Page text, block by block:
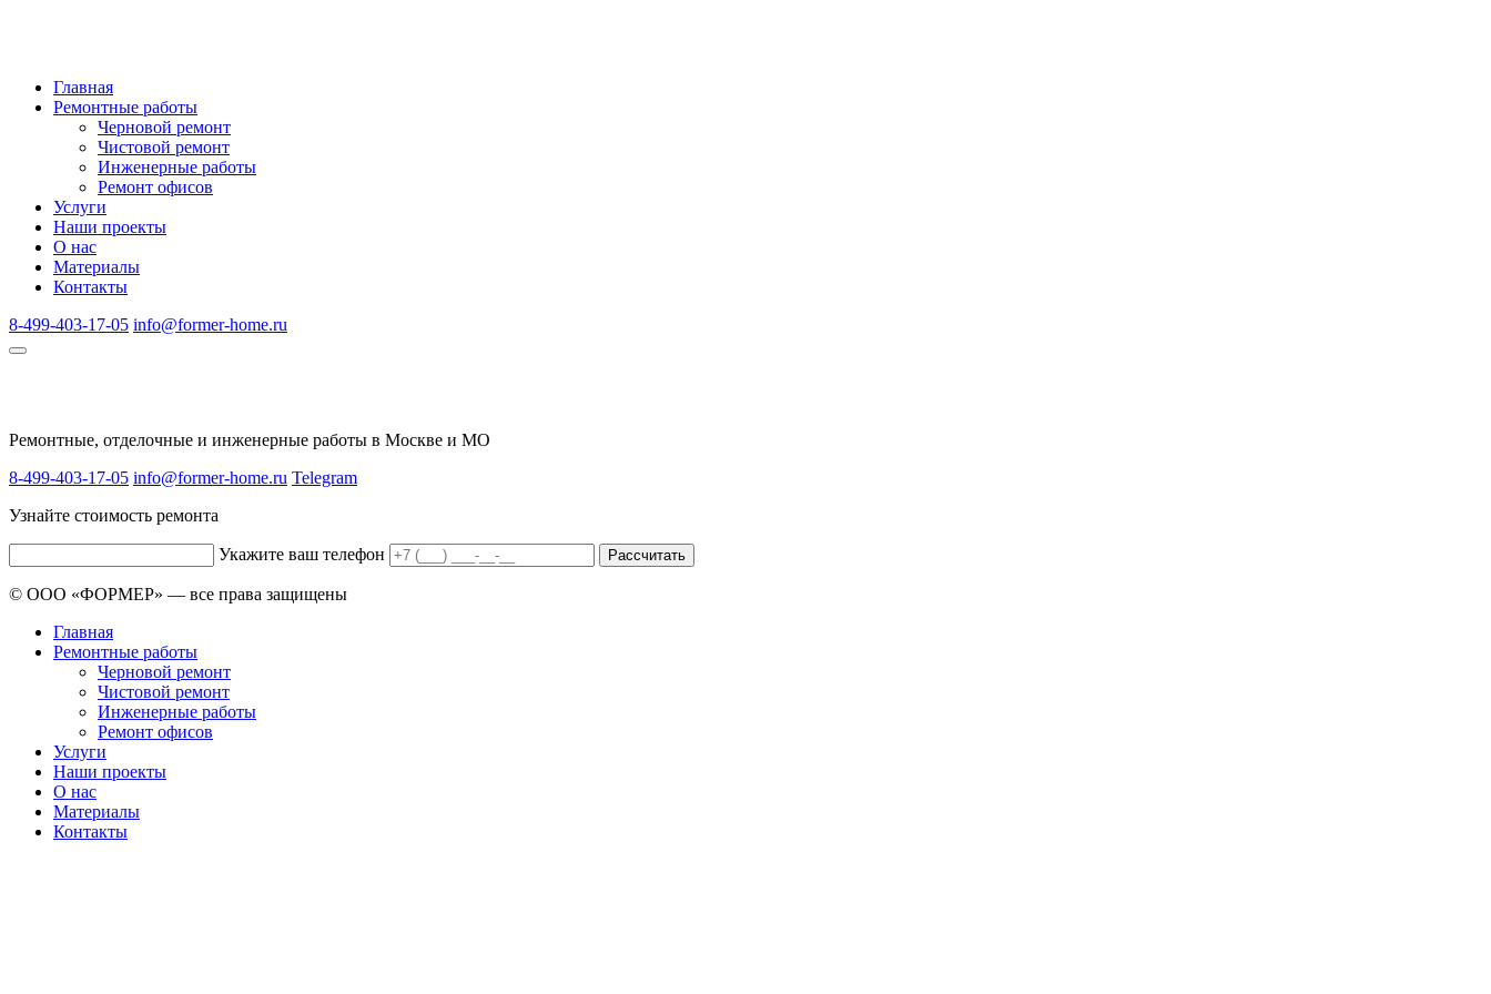
Главная
Ремонтные работы
Черновой ремонт
Чистовой ремонт
Инженерные работы
Ремонт офисов
Услуги
Наши проекты
О нас
Материалы
Контакты
8-499-403-17-05 info@former-home.ru
Ремонтные, отделочные и инженерные работы в Москве и МО
8-499-403-17-05 info@former-home.ru Telegram
Узнайте стоимость ремонта
Укажите ваш телефон Рассчитать
© ООО «ФОРМЕР» — все права защищены
Главная
Ремонтные работы
Черновой ремонт
Чистовой ремонт
Инженерные работы
Ремонт офисов
Услуги
Наши проекты
О нас
Материалы
Контакты